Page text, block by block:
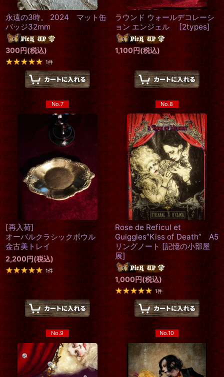
永遠の3時。 2024 マット缶
バッジ32mm
300円(税込)
1件
ラウンド ウォールデコレーシ
ョン エンジェル
[2types]
1,100円(税込)
No.7
[再入荷]
オーバルクラシックボウル
金古美トレイ
2,200円(税込)
1件
No.8
Rose de Reficul et
Guiggles”Kiss of Death” A5
リングノート [記憶の小部屋
展]
1,000円(税込)
1件
No.9 No.10